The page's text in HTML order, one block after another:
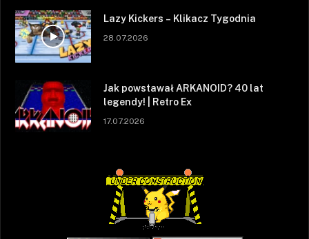
Lazy Kickers – Klikacz Tygodnia
28.07.2026
Jak powstawał ARKANOID? 40 lat
legendy! | Retro Ex
17.07.2026